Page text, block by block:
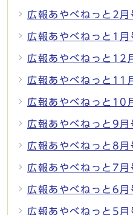
広報あやべねっと2月
広報あやべねっと1月
広報あやべねっと12
広報あやべねっと11
広報あやべねっと10
広報あやべねっと9月
広報あやべねっと8月
広報あやべねっと7月
広報あやべねっと6月
広報あやべねっと5月